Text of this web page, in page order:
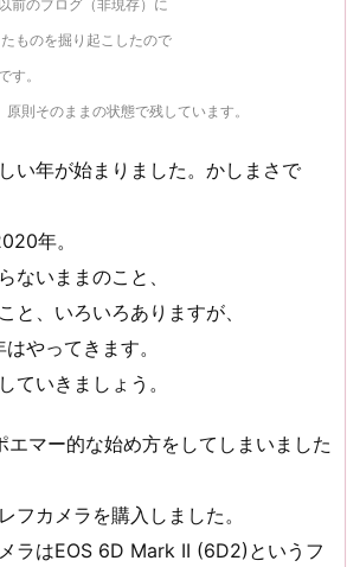
前のブログ（非現存）に
ものを掘り起こしたので
す。
則そのままの状態で残しています。
い年が始まりました。かしまさで
年。
ないままのこと、
と、いろいろありますが、
やってきます。
ていきましょう。
マー的な始め方をしてしまいました
フカメラを購入しました。
ラはEOS 6D Mark II (6D2)というフ